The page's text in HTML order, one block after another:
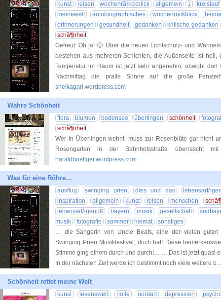
kunst reisen wochenrã¼ckblick allgemein 1
meinewelt
autobiographisches wochenrückblick
erinnerungen
gesundheit gedanken
kritische gedanken
schã¶nheit
Gefreut: Oh ja! 🙂 Über die neuen Lichtschutz- und
bestehen aus mehreren Schichten, die Außenseite ist
Temperatur im Raum ist jetzt sehr angenehm, obwohl
Nachmittag die pralle Sonne auf die große
shelkagari.wordpress.com
Wahre Schönheit
flora blumen bodensee überlingen schönheit
schã¶nheit
Wer in Überlingen wohnt, muss zur Rosenblüte gar nicht
Rosengarten in der Bahnhofsstraße überrascht
haraldboettger.wordpress.com
Was für eine Röhre…
ausflug swinging prien dies und das
lebensart/-
inspiration
allgemein kunst reisen menschen
lebensart/-genuß
bayern musik gesellschaft
musik
fotografie sommer heimat
sonstiges
… die Sängerin von Uncle Beats, eine der vielen guten
Swinging Prien Musikfestival, doch hat! Diese
Stimme ging einem durch und durch!… … Das ist jetzt quasi
In der nächsten Zeit werde ich bestimmt noch viele weitere b
Schönheit rettet meine Welt
kunst lesenswert hölle nordart depression